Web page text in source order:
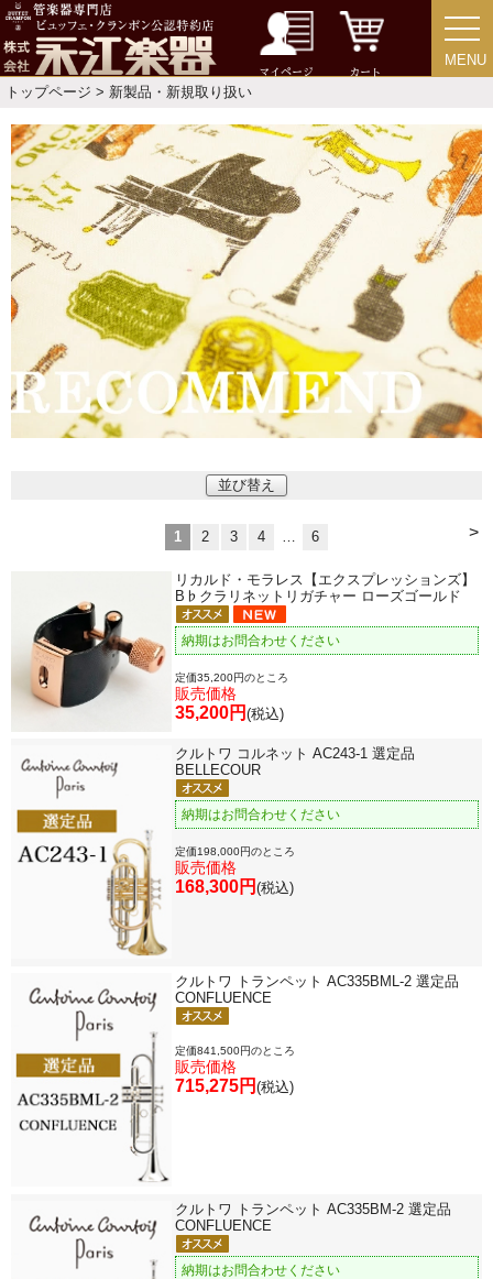
マイページ カート
MENU
MENU
トップページ > 新製品・新規取り扱い
並び替え
>
1 2 3 4 … 6
リカルド・モラレス【エクスプレッションズ】
B♭クラリネットリガチャー ローズゴールド
納期はお問合わせください
定価35,200円のところ
販売価格
35,200円 (税込)
クルトワ コルネット AC243-1 選定品
BELLECOUR
納期はお問合わせください
定価198,000円のところ
販売価格
168,300円 (税込)
クルトワ トランペット AC335BML-2 選定品
CONFLUENCE
定価841,500円のところ
販売価格
715,275円 (税込)
クルトワ トランペット AC335BM-2 選定品
CONFLUENCE
納期はお問合わせください